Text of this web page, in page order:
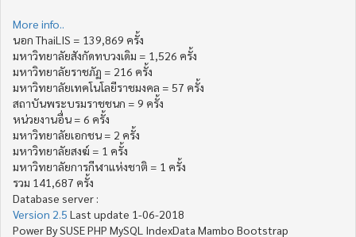
More info..
นอก ThaiLIS = 139,869 ครั้ง
มหาวิทยาลัยสังกัดทบวงเดิม = 1,526 ครั้ง
มหาวิทยาลัยราชภัฏ = 216 ครั้ง
มหาวิทยาลัยเทคโนโลยีราชมงคล = 57 ครั้ง
สถาบันพระบรมราชชนก = 9 ครั้ง
หน่วยงานอื่น = 6 ครั้ง
มหาวิทยาลัยเอกชน = 2 ครั้ง
มหาวิทยาลัยสงฆ์ = 1 ครั้ง
มหาวิทยาลัยการกีฬาแห่งชาติ = 1 ครั้ง
รวม 141,687 ครั้ง
Database server :
Version 2.5 Last update 1-06-2018
Power By SUSE PHP MySQL IndexData Mambo Bootstrap